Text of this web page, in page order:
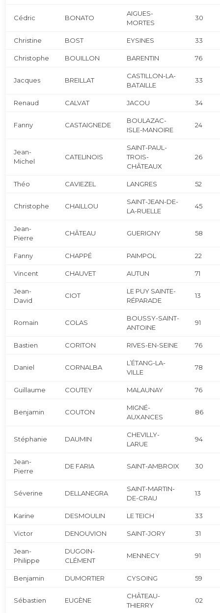
Cédric BONATO
AIGUES-
MORTES
30
Christine BOST EYSINES 33
Christophe BOUILLON BARENTIN 76
Jacques BREILLAT
CASTILLON-LA-
BATAILLE
33
Renaud CALVAT JACOU 34
Fanny CASTAIGNEDE
BOULAZAC-
ISLE-MANOIRE
24
Jean-
Michel
CATELINOIS
SAINT-PAUL-
TROIS-
CHÂTEAUX
26
Théo CAVIEZEL LANGRES 52
Christophe CHAILLOU
SAINT-JEAN-DE-
LA-RUELLE
45
Jean-
Pierre
CHÂTEAU GUERIGNY 58
Fanny CHAPPÉ PAIMPOL 22
Vincent CHAUVET AUTUN 71
Jean-
David
CIOT
LE PUY SAINTE-
RÉPARADE
13
Romain COLAS
BOUSSY-SAINT-
ANTOINE
91
Bastien CORITON RIVES-EN-SEINE 76
Daniel CORNALBA
L’ÉTANG-LA-
VILLE
78
Guillaume COUTEY MALAUNAY 76
Benjamin COUTON
MIGNÉ-
AUXANCES
86
Stéphanie DAUMIN
CHEVILLY-
LARUE
94
Jean-
Pierre
DE FARIA SAINT-AMBROIX 30
Séverine DELLANEGRA
SAINT-MARTIN-
DE-CRAU
13
Karine DESMOULIN LE TEICH 33
Victor DENOUVION SAINT-JORY 31
Jean-
Philippe
DUGOIN-
CLÉMENT
MENNECY 91
Benjamin DUMORTIER CYSOING 59
Sébastien EUGÈNE
CHÂTEAU-
THIERRY
02